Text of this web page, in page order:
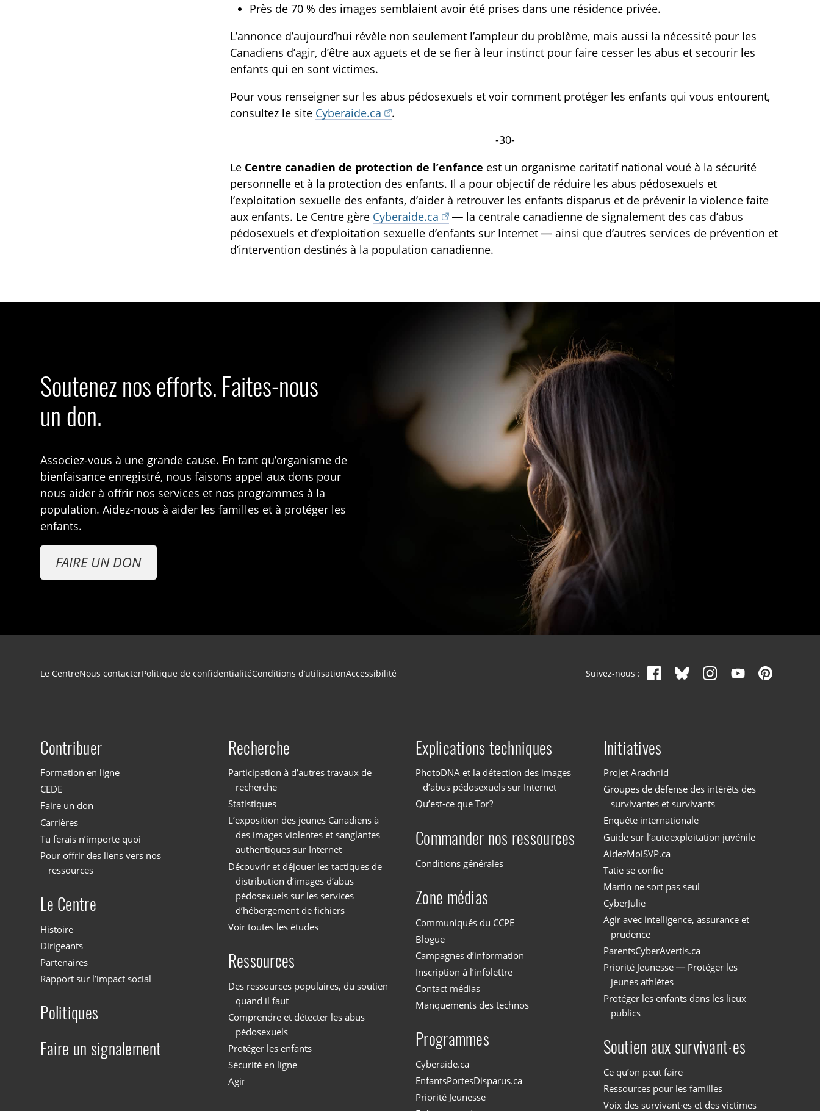
Près de 70 % des images semblaient avoir été prises dans une résidence privée.
L’annonce d’aujourd’hui révèle non seulement l’ampleur du problème, mais aussi la nécessité pour les
Canadiens d’agir, d’être aux aguets et de se fier à leur instinct pour faire cesser les abus et secourir les
enfants qui en sont victimes.
Pour vous renseigner sur les abus pédosexuels et voir comment protéger les enfants qui vous entourent,
consultez le site Cyberaide.ca
.
-30-
Le Centre canadien de protection de l’enfance est un organisme caritatif national voué à la sécurité
personnelle et à la protection des enfants. Il a pour objectif de réduire les abus pédosexuels et
l’exploitation sexuelle des enfants, d’aider à retrouver les enfants disparus et de prévenir la violence faite
aux enfants. Le Centre gère Cyberaide.ca
— la centrale canadienne de signalement des cas d’abus
pédosexuels et d’exploitation sexuelle d’enfants sur Internet — ainsi que d’autres services de prévention et
d’intervention destinés à la population canadienne.
Soutenez nos efforts. Faites-nous
un don.
Associez-vous à une grande cause. En tant qu’organisme de
bienfaisance enregistré, nous faisons appel aux dons pour
nous aider à offrir nos services et nos programmes à la
population. Aidez-nous à aider les familles et à protéger les
enfants.
FAIRE UN DON
Navigation du pied de page
Le CentreNous contacterPolitique de confidentialitéConditions d’utilisationAccessibilité Suivez-nous :
Site menu
Contribuer
Formation en ligne
CEDE
Faire un don
Carrières
Tu ferais n’importe quoi
Pour offrir des liens vers nos
ressources
Le Centre
Histoire
Dirigeants
Partenaires
Rapport sur l’impact social
Politiques
Faire un signalement
Recherche
Participation à d’autres travaux de
recherche
Statistiques
L’exposition des jeunes Canadiens à
des images violentes et sanglantes
authentiques sur Internet
Découvrir et déjouer les tactiques de
distribution d’images d’abus
pédosexuels sur les services
d’hébergement de fichiers
Voir toutes les études
Ressources
Des ressources populaires, du soutien
quand il faut
Comprendre et détecter les abus
pédosexuels
Protéger les enfants
Sécurité en ligne
Agir
Explications techniques
PhotoDNA et la détection des images
d’abus pédosexuels sur Internet
Qu’est-ce que Tor?
Commander nos ressources
Conditions générales
Zone médias
Communiqués du CCPE
Blogue
Campagnes d’information
Inscription à l’infolettre
Contact médias
Manquements des technos
Programmes
Cyberaide.ca
EnfantsPortesDisparus.ca
Priorité Jeunesse
Initiatives
Projet Arachnid
Groupes de défense des intérêts des
survivantes et survivants
Enquête internationale
Guide sur l’autoexploitation juvénile
AidezMoiSVP.ca
Tatie se confie
Martin ne sort pas seul
CyberJulie
Agir avec intelligence, assurance et
prudence
ParentsCyberAvertis.ca
Priorité Jeunesse — Protéger les
jeunes athlètes
Protéger les enfants dans les lieux
publics
Soutien aux survivant·es
Ce qu’on peut faire
Ressources pour les familles
Voix des survivant·es et des victimes